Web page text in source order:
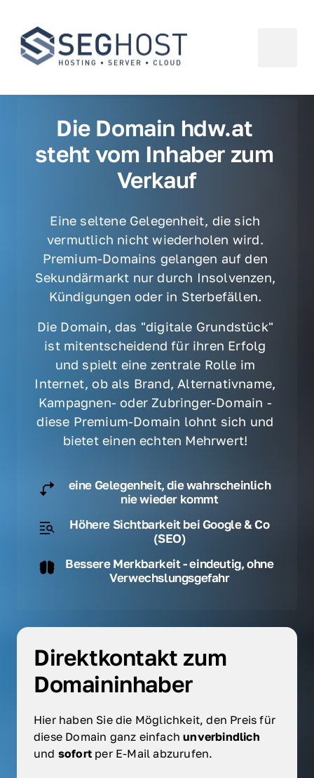
Die Domain hdw.at
steht vom Inhaber zum
Verkauf
Eine seltene Gelegenheit, die sich
vermutlich nicht wiederholen wird.
Premium-Domains gelangen auf den
Sekundärmarkt nur durch Insolvenzen,
Kündigungen oder in Sterbefällen.
Die Domain, das "digitale Grundstück"
ist mitentscheidend für ihren Erfolg
und spielt eine zentrale Rolle im
Internet, ob als Brand, Alternativname,
Kampagnen- oder Zubringer-Domain -
diese Premium-Domain lohnt sich und
bietet einen echten Mehrwert!
eine Gelegenheit, die wahrscheinlich
nie wieder kommt
Höhere Sichtbarkeit bei Google & Co
(SEO)
Bessere Merkbarkeit - eindeutig, ohne
Verwechslungsgefahr
Direktkontakt zum
Domaininhaber
Hier haben Sie die Möglichkeit, den Preis für
diese Domain ganz einfach
und sofort per E-Mail abzurufen.